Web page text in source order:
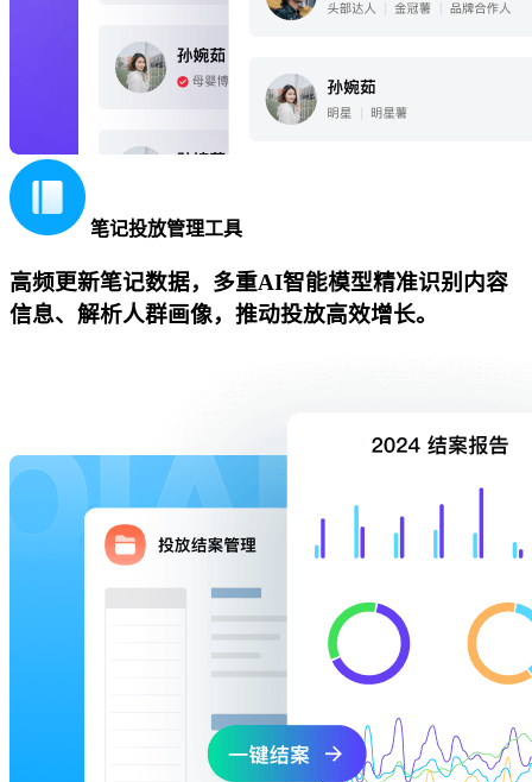
笔记投放管理工具
高频更新笔记数据，多重AI智能模型精准识别内容
信息、解析人群画像，推动投放高效增长。